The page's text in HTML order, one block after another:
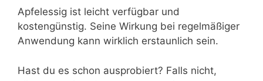
Apfelessig ist leicht verfügbar und
kostengünstig. Seine Wirkung bei regelmäßiger
Anwendung kann wirklich erstaunlich sein.
Hast du es schon ausprobiert? Falls nicht,